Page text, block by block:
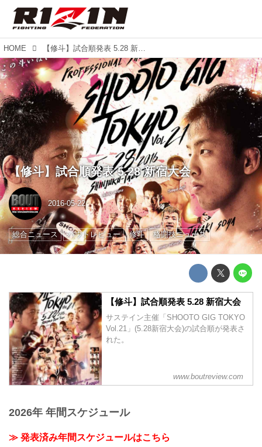
HOME 【修斗】試合順発表 5.28 新宿大会
【修斗】試合順発表 5.28 新宿大会
2016-05-22
総合ニュース バウトレビュー 修斗 格闘技ニュース
【修斗】試合順発表 5.28 新宿大会
サステイン主催「SHOOTO GIG TOKYO
Vol.21」(5.28新宿大会)の試合順が発表さ
れた。
www.boutreview.com
2026年 年間スケジュール
≫ 発表済み年間スケジュールはこちら